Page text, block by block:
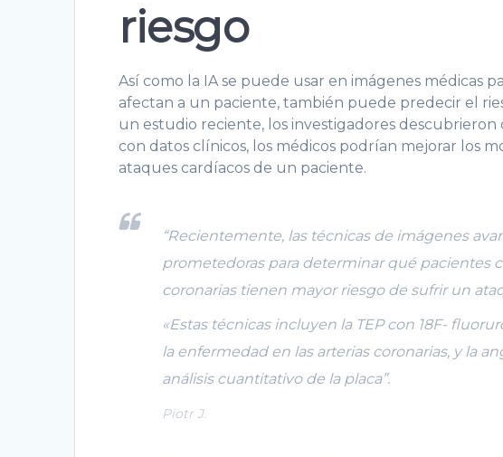
riesgo
Así como la IA se puede usar en imágenes médicas
afectan a un paciente, también puede predecir el
un estudio reciente, los investigadores
con datos clínicos, los médicos podrían mejorar los
ataques cardíacos de un paciente.
“Recientemente, las técnicas de imágenes
prometedoras para determinar qué pacientes
coronarias tienen mayor riesgo de sufrir un
«Estas técnicas incluyen la TEP con 18F-
la enfermedad en las arterias coronarias, y la
análisis cuantitativo de la placa”.
Piotr J.